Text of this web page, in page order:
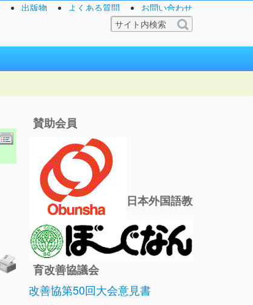
出版物 よくある質問 お問い合わせ
賛助会員
日本外国語教
育改善協議会
改善協第50回大会意見書